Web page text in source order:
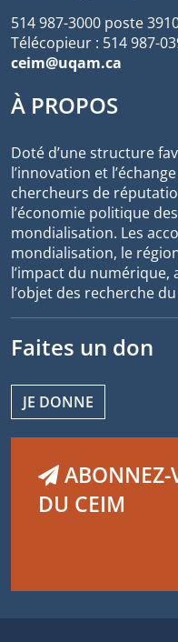
514 987-3000 poste
Télécopieur : 514 987-
ceim@uqam.ca
À PROPOS
Doté d’une structure
l’innovation et
chercheurs de
l’économie politique
mondialisation. Les
mondialisation, le
l’impact du
l’objet des recherche
Faites un don
JE DONNE
ABONNEZ-
DU CEIM